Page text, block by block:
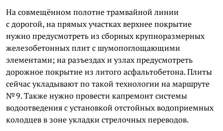
На совмещённом полотне трамвайной линии
с дорогой, на прямых участках верхнее покрытие
нужно предусмотреть из сборных крупноразмерных
железобетонных плит с шумопоглощающими
элементами; на разъездах и узлах предусмотреть
дорожное покрытие из литого асфальтобетона. Плиты
сейчас укладывают по такой технологии на маршруте
№ 9. Также нужно провести капремонт системы
водоотведения с установкой отстойных водоприемных
колодцев в зоне укладки стрелочных переводов.